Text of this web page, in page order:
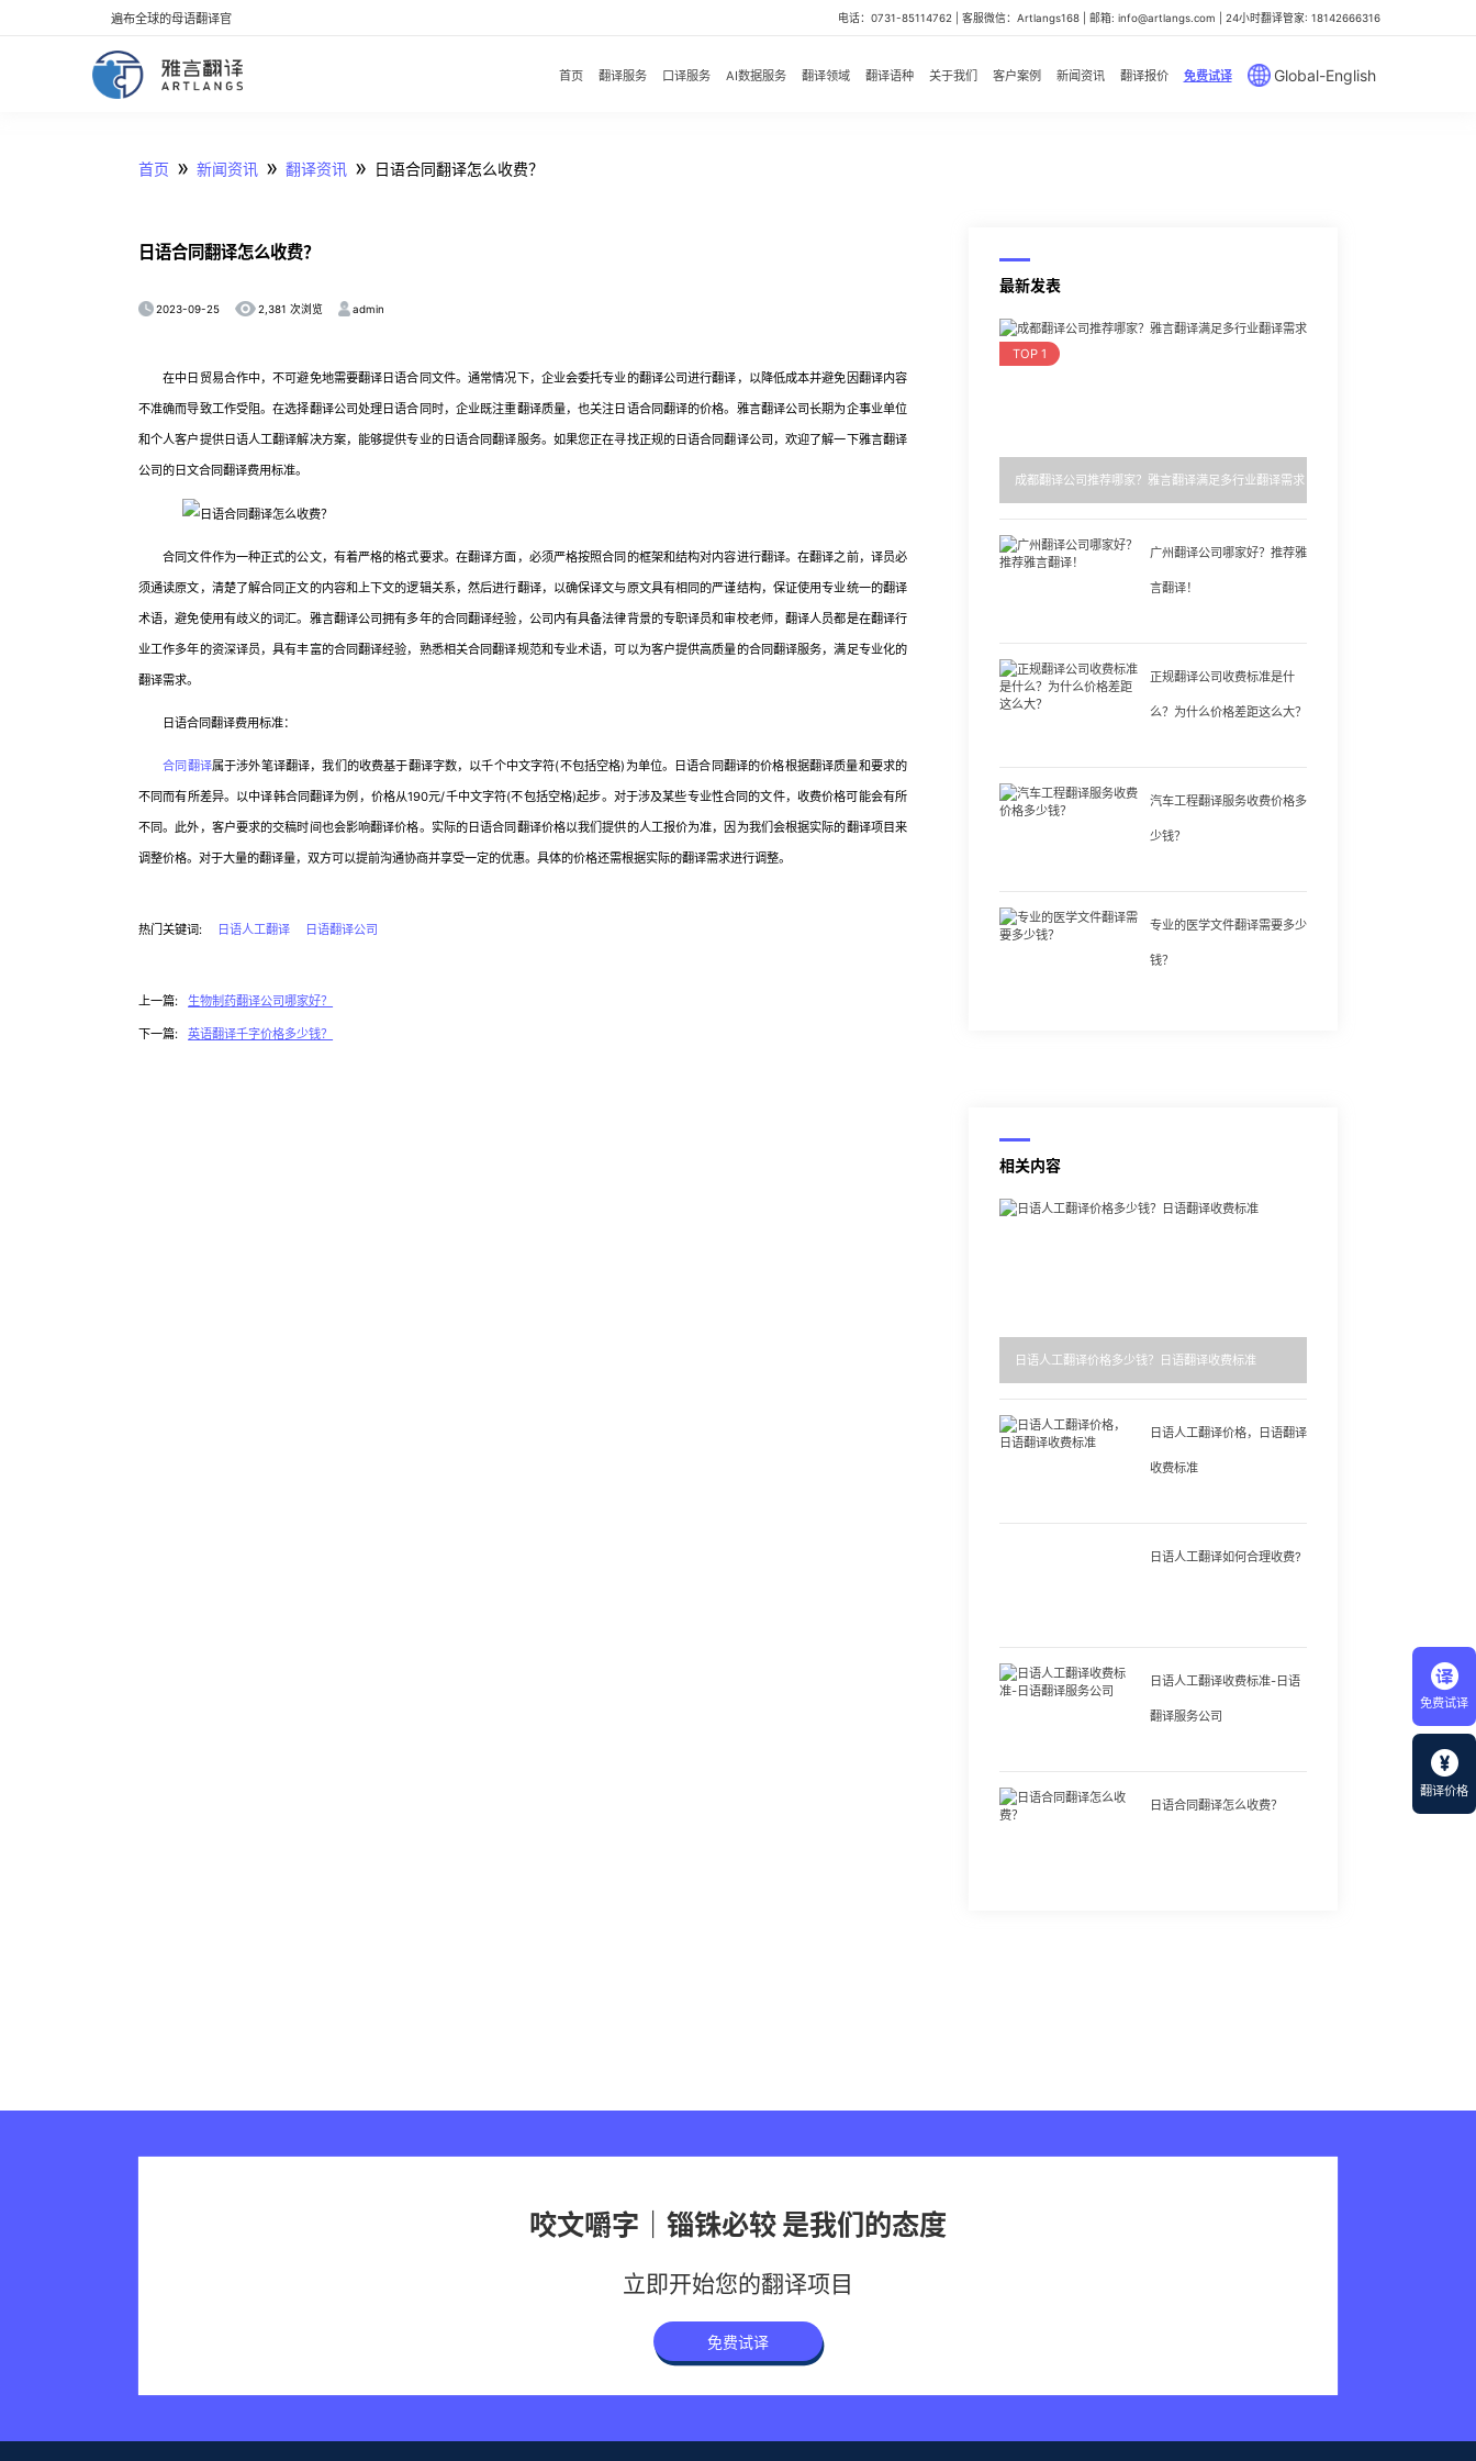
免费试译
翻译价格
遍布全球的母语翻译官 电话：0731-85114762 | 客服微信：Artlangs168 | 邮箱: info@artlangs.com | 24小时翻译管家: 18142666316
首页 翻译服务 口译服务 AI数据服务 翻译领域 翻译语种 关于我们 客户案例 新闻资讯 翻译报价 免费试译 Global-English
首页 » 新闻资讯 » 翻译资讯 » 日语合同翻译怎么收费？
日语合同翻译怎么收费？
2023-09-25 2,381 次浏览 admin
在中日贸易合作中，不可避免地需要翻译日语合同文件。通常情况下，企业会委托专业的翻译公司进行翻译，以降低成本并避免因翻译内容
不准确而导致工作受阻。在选择翻译公司处理日语合同时，企业既注重翻译质量，也关注日语合同翻译的价格。雅言翻译公司长期为企事业单位
和个人客户提供日语人工翻译解决方案，能够提供专业的日语合同翻译服务。如果您正在寻找正规的日语合同翻译公司，欢迎了解一下雅言翻译
公司的日文合同翻译费用标准。
合同文件作为一种正式的公文，有着严格的格式要求。在翻译方面，必须严格按照合同的框架和结构对内容进行翻译。在翻译之前，译员必
须通读原文，清楚了解合同正文的内容和上下文的逻辑关系，然后进行翻译，以确保译文与原文具有相同的严谨结构，保证使用专业统一的翻译
术语，避免使用有歧义的词汇。雅言翻译公司拥有多年的合同翻译经验，公司内有具备法律背景的专职译员和审校老师，翻译人员都是在翻译行
业工作多年的资深译员，具有丰富的合同翻译经验，熟悉相关合同翻译规范和专业术语，可以为客户提供高质量的合同翻译服务，满足专业化的
翻译需求。
日语合同翻译费用标准：
合同翻译属于涉外笔译翻译，我们的收费基于翻译字数，以千个中文字符(不包括空格)为单位。日语合同翻译的价格根据翻译质量和要求的
不同而有所差异。以中译韩合同翻译为例，价格从190元/千中文字符(不包括空格)起步。对于涉及某些专业性合同的文件，收费价格可能会有所
不同。此外，客户要求的交稿时间也会影响翻译价格。实际的日语合同翻译价格以我们提供的人工报价为准，因为我们会根据实际的翻译项目来
调整价格。对于大量的翻译量，双方可以提前沟通协商并享受一定的优惠。具体的价格还需根据实际的翻译需求进行调整。
热门关键词: 日语人工翻译 日语翻译公司
上一篇: 生物制药翻译公司哪家好？
下一篇: 英语翻译千字价格多少钱？
最新发表
TOP 1
成都翻译公司推荐哪家？雅言翻译满足多行业翻译需求
广州翻译公司哪家好？推荐雅
言翻译！
正规翻译公司收费标准是什
么？为什么价格差距这么大？
汽车工程翻译服务收费价格多
少钱？
专业的医学文件翻译需要多少
钱？
相关内容
日语人工翻译价格多少钱？日语翻译收费标准
日语人工翻译价格，日语翻译
收费标准
日语人工翻译如何合理收费?
日语人工翻译收费标准-日语
翻译服务公司
日语合同翻译怎么收费？
咬文嚼字｜锱铢必较 是我们的态度
立即开始您的翻译项目
免费试译